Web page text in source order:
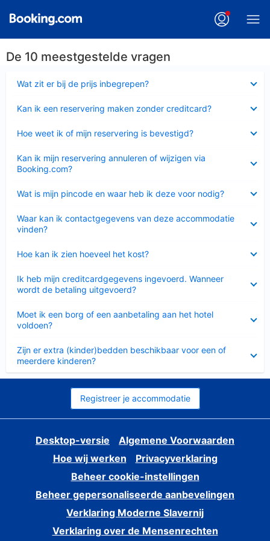
De 10 meestgestelde vragen
Wat zit er bij de prijs inbegrepen?
Kan ik een reservering maken zonder creditcard?
Hoe weet ik of mijn reservering is bevestigd?
Kan ik mijn reservering annuleren of wijzigen via
Booking.com?
Wat is mijn pincode en waar heb ik deze voor nodig?
Waar kan ik contactgegevens van deze accommodatie
vinden?
Hoe kan ik zien hoeveel het kost?
Ik heb mijn creditcardgegevens ingevoerd. Wanneer
wordt de betaling uitgevoerd?
Moet ik een borg of een aanbetaling aan het hotel
voldoen?
Zijn er extra (kinder)bedden beschikbaar voor een of
meerdere kinderen?
Registreer je accommodatie
Desktop-versie
Algemene Voorwaarden
Hoe wij werken
Privacyverklaring
Beheer cookie-instellingen
Beheer gepersonaliseerde aanbevelingen
Verklaring Moderne Slavernij
Verklaring over de Mensenrechten